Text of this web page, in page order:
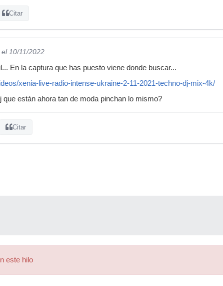
Citar
el 10/11/2022
En la captura que has puesto viene donde buscar...
xenia-live-radio-intense-ukraine-2-11-2021-techno-dj-mix-4k/
que están ahora tan de moda pinchan lo mismo?
Citar
este hilo